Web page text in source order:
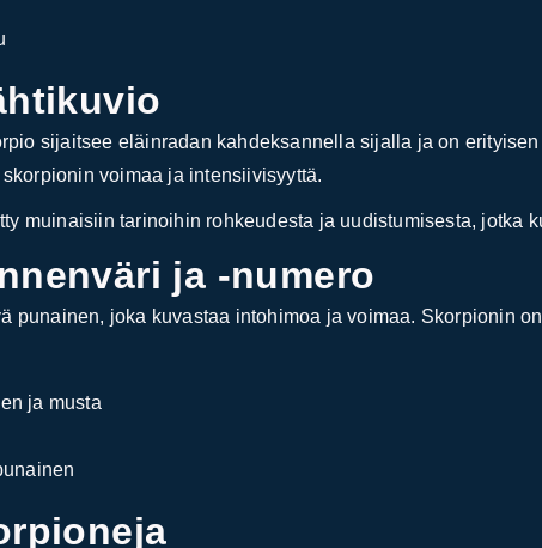
sijaitsee eläinradan kahdeksannella sijalla ja on
voimaa ja intensiivisyyttä.
muinaisiin tarinoihin rohkeudesta ja uudistumisesta, jotka
ja -numero
punainen, joka kuvastaa intohimoa ja voimaa. Skorpionin
ja musta